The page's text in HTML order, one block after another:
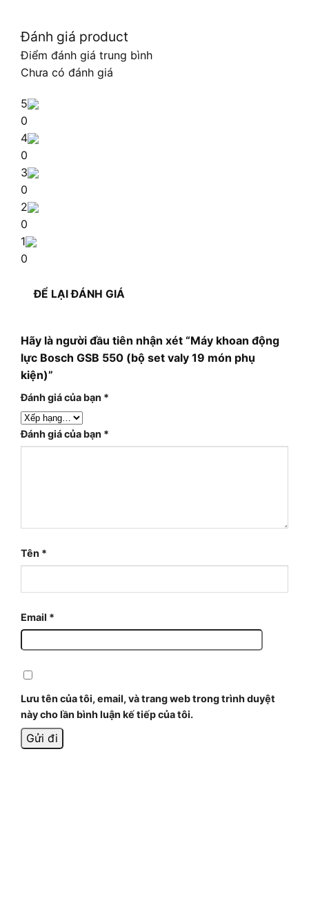
Đánh giá product
Điểm đánh giá trung bình
Chưa có đánh giá
5
0
4
0
3
0
2
0
1
0
ĐỂ LẠI ĐÁNH GIÁ
Hãy là người đầu tiên nhận xét “Máy khoan động
lực Bosch GSB 550 (bộ set valy 19 món phụ
kiện)”
Đánh giá của bạn *
Đánh giá của bạn *
Tên *
Email *
Lưu tên của tôi, email, và trang web trong trình duyệt
này cho lần bình luận kế tiếp của tôi.